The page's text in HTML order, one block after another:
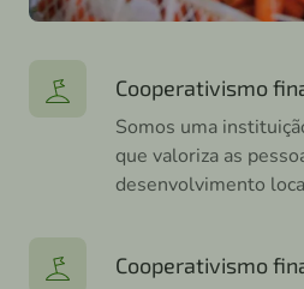
Cooperativismo
Somos uma
que valoriza as
desenvolvimento
Cooperativismo